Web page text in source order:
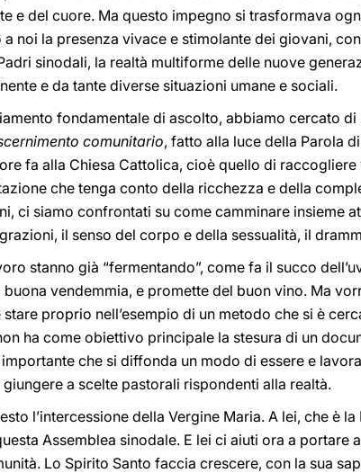
e del cuore. Ma questo impegno si trasformava
noi la presenza vivace e stimolante dei giovani,
sinodali, la realtà multiforme delle nuove
e da tante diverse situazioni umane e sociali.
fondamentale di ascolto, abbiamo cercato
comunitario, fatto alla luce della Parola
fa alla Chiesa Cattolica, cioè quello di
che tenga conto della ricchezza e della
ci siamo confrontati su come camminare insieme
il senso del corpo e della sessualità, il
stanno già “fermentando”, come fa il succo
vendemmia, e promette del buon vino. Ma
proprio nell’esempio di un metodo che si è
ha come obiettivo principale la stesura di un
che si diffonda un modo di essere e
a scelte pastorali rispondenti alla realtà.
l’intercessione della Vergine Maria. A lei, che è
Assemblea sinodale. E lei ci aiuti ora a portare
Lo Spirito Santo faccia crescere, con la sua